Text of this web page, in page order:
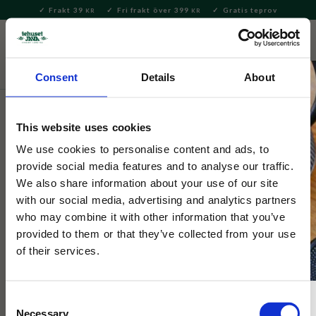
Consent Details About
This website uses cookies
We use cookies to personalise content and ads, to
provide social media features and to analyse our traffic.
We also share information about your use of our site
with our social media, advertising and analytics partners
who may combine it with other information that you’ve
provided to them or that they’ve collected from your use
of their services.
Necessary
Meny
Frakt 39 KR Fri frakt över 399 KR Gratis teprov
Varumärken Tokyo Design
Tekanna Körsbärsmotiv Med
Bambuhandtag
Tekanna med bambuhandtag och sil.